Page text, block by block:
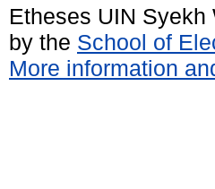
Etheses UIN
by the School of
More information